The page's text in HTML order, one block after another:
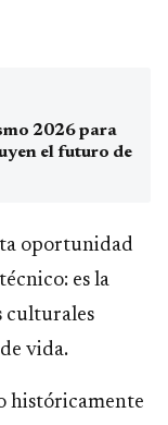
2026 para
el futuro de
oportunidad
es la
culturales
vida.
históricamente